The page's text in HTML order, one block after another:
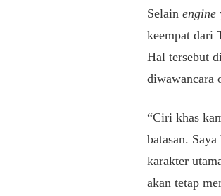
Selain engine
keempat dari
Hal tersebut
diwawancara
“Ciri khas
batasan.
karakter
akan tetap